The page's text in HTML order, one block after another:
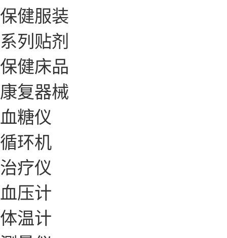
保健服装
系列贴剂
保健床品
康复器械
血糖仪
循环机
治疗仪
血压计
体温计